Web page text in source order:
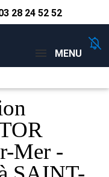
28 24 52 52
MENU
Mer -